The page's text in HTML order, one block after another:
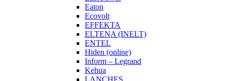
Eaton
Ecovolt
EFFEKTA
ELTENA (INELT)
ENTEL
Hiden (online)
Inform – Legrand
Kehua
LANCHES